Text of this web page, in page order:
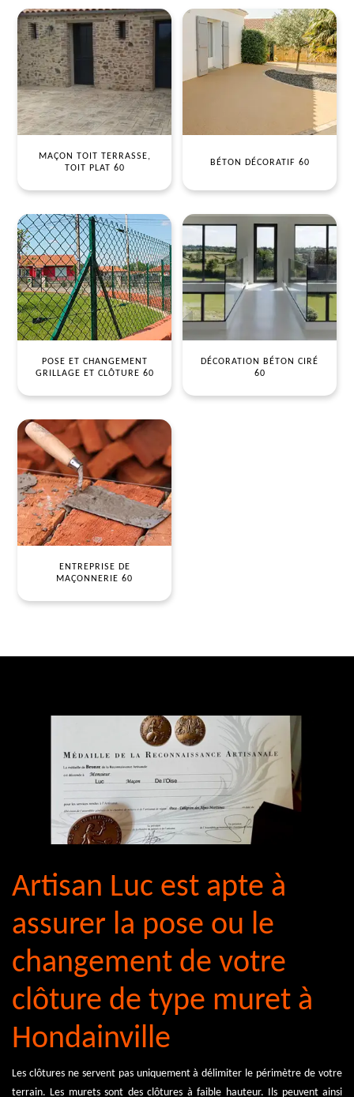
MAÇON TOIT TERRASSE,
TOIT PLAT 60
BÉTON DÉCORATIF 60
POSE ET CHANGEMENT
GRILLAGE ET CLÔTURE 60
DÉCORATION BÉTON CIRÉ
60
ENTREPRISE DE
MAÇONNERIE 60
Artisan Luc est apte à
assurer la pose ou le
changement de votre
clôture de type muret à
Hondainville
Les clôtures ne servent pas uniquement à délimiter le périmètre de votre
terrain. Les murets sont des clôtures à faible hauteur. Ils peuvent ainsi